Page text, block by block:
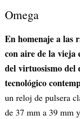
Omega
En homenaje a las
con aire de la vieja
del virtuosismo del
tecnológico
un reloj de pulsera
de 37 mm a 39 mm